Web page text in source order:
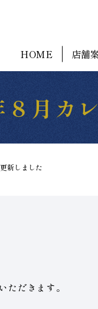
HOME 店舗
８月カ
新しました
だきます。